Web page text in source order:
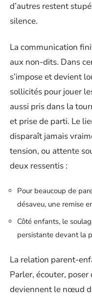
d’autres restent
silence.
La communication
aux non-dits. Dans
s’impose et devient
sollicités pour jouer
aussi pris dans la
et prise de parti. Le
disparaît jamais
tension, ou attente
deux ressentis :
Pour beaucoup de
désaveu, une remise
Côté enfants, le
persistante devant la
La relation parent-
Parler, écouter,
deviennent le nœud